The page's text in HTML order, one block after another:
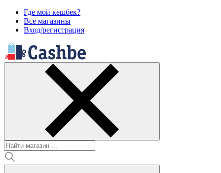
Где мой кешбек?
Все магазины
Вход/регистрация